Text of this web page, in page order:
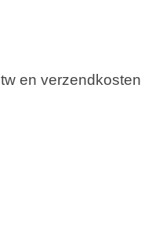
en verzendkosten